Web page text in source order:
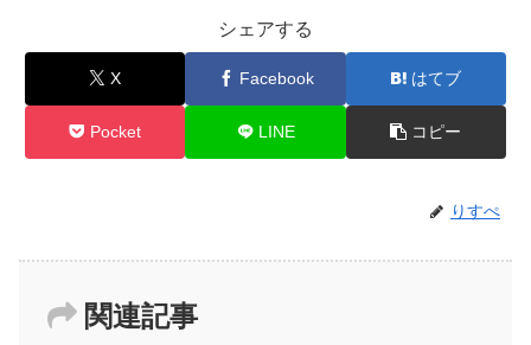
シェアする
X Facebook はてブ
Pocket LINE コピー
りすぺ
関連記事